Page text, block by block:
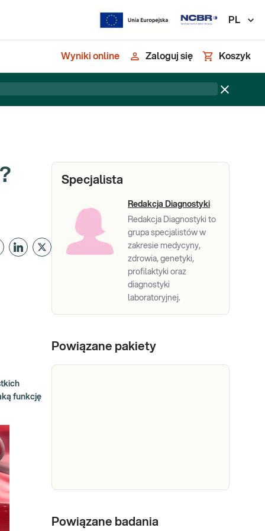
PL
Wyniki online Zaloguj się Koszyk
funkcję
Specjalista
Redakcja Diagnostyki
Redakcja Diagnostyki to
grupa specjalistów w
zakresie medycyny,
zdrowia, genetyki,
profilaktyki oraz
diagnostyki
laboratoryjnej.
Powiązane pakiety
Pakiet
Dedykowany dla: Kobiet,
Powiązane badania